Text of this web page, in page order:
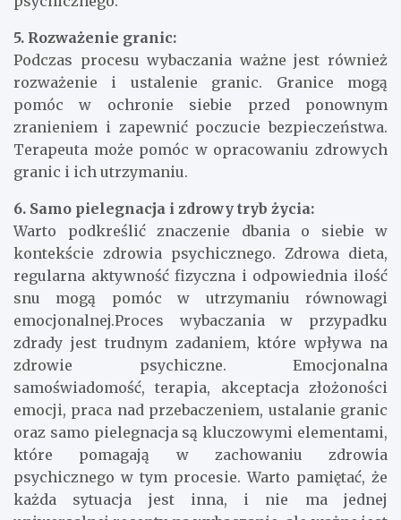
5. Rozważenie granic:
Podczas procesu wybaczania ważne jest również
rozważenie i ustalenie granic. Granice mogą
pomóc w ochronie siebie przed ponownym
zranieniem i zapewnić poczucie bezpieczeństwa.
Terapeuta może pomóc w opracowaniu zdrowych
granic i ich utrzymaniu.
6. Samo pielegnacja i zdrowy tryb życia:
Warto podkreślić znaczenie dbania o siebie w
kontekście zdrowia psychicznego. Zdrowa dieta,
regularna aktywność fizyczna i odpowiednia ilość
snu mogą pomóc w utrzymaniu równowagi
emocjonalnej.Proces wybaczania w przypadku
zdrady jest trudnym zadaniem, które wpływa na
zdrowie psychiczne. Emocjonalna
samoświadomość, terapia, akceptacja złożoności
emocji, praca nad przebaczeniem, ustalanie granic
oraz samo pielegnacja są kluczowymi elementami,
które pomagają w zachowaniu zdrowia
psychicznego w tym procesie. Warto pamiętać, że
każda sytuacja jest inna, i nie ma jednej